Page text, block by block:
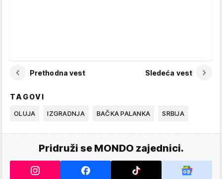
Prethodna vest Sledeća vest
TAGOVI
OLUJA IZGRADNJA BAČKA PALANKA SRBIJA
Pridruži se MONDO zajednici.